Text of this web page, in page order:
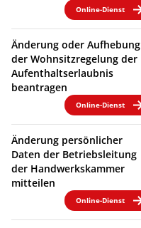
Online-Dienst
Änderung oder Aufhebung
der Wohnsitzregelung der
Aufenthaltserlaubnis
beantragen
Online-Dienst
Änderung persönlicher
Daten der Betriebsleitung
der Handwerkskammer
mitteilen
Online-Dienst